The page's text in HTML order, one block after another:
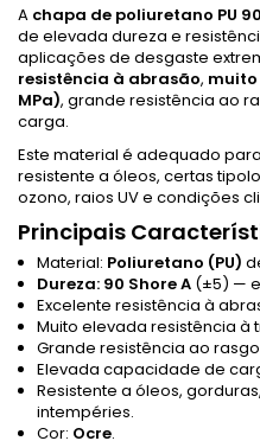
A chapa de poliuretano PU
de elevada dureza e
aplicações de desgaste
resistência à abrasão,
MPa), grande resistência ao
carga.
Este material é adequado
resistente a óleos, certas
ozono, raios UV e condições
Principais
Material: Poliuretano (PU)
Dureza: 90 Shore A (±5) —
Excelente resistência à
Muito elevada resistência à
Grande resistência ao
Elevada capacidade de
Resistente a óleos,
intempéries.
Cor: Ocre.